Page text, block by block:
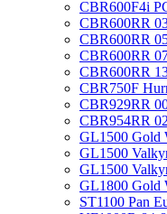
CBR600F4i
CBR600RR
CBR600RR
CBR600RR
CBR600RR
CBR750F
CBR929RR
CBR954RR
GL1500 Gold
GL1500
GL1500
GL1800 Gold
ST1100 Pan